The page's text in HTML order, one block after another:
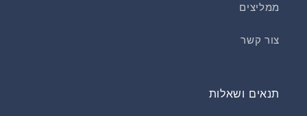
ממליצים
צור קשר
תנאים ושאלות